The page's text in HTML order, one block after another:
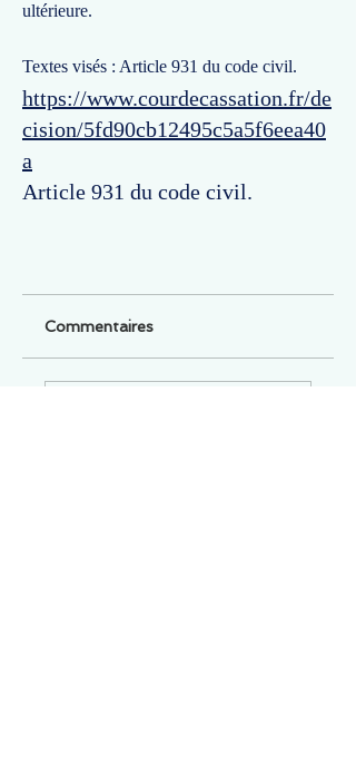
ultérieure.
Textes visés : Article 931 du code civil.
https://www.courdecassation.fr/de
cision/5fd90cb12495c5a5f6eea40
a
Article 931 du code civil.
Commentaires